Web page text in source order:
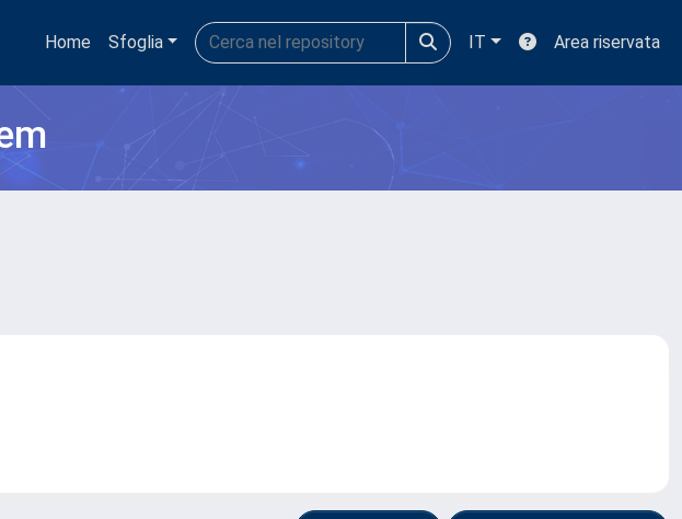
Home Sfoglia IT Area riservata